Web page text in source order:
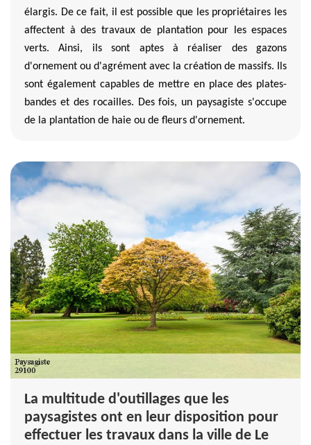
élargis. De ce fait, il est possible que les propriétaires les
affectent à des travaux de plantation pour les espaces
verts. Ainsi, ils sont aptes à réaliser des gazons
d'ornement ou d'agrément avec la création de massifs. Ils
sont également capables de mettre en place des plates-
bandes et des rocailles. Des fois, un paysagiste s'occupe
de la plantation de haie ou de fleurs d'ornement.
La multitude d'outillages que les
paysagistes ont en leur disposition pour
effectuer les travaux dans la ville de Le